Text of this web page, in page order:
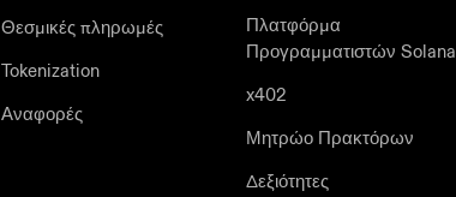
Θεσμικές πληρωμές
Tokenization
Αναφορές
Πλατφόρμα
Προγραμματιστών Solana
x402
Μητρώο Πρακτόρων
Δεξιότητες